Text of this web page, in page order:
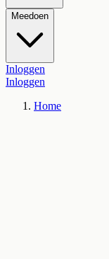
Meedoen
Inloggen
Inloggen
Home